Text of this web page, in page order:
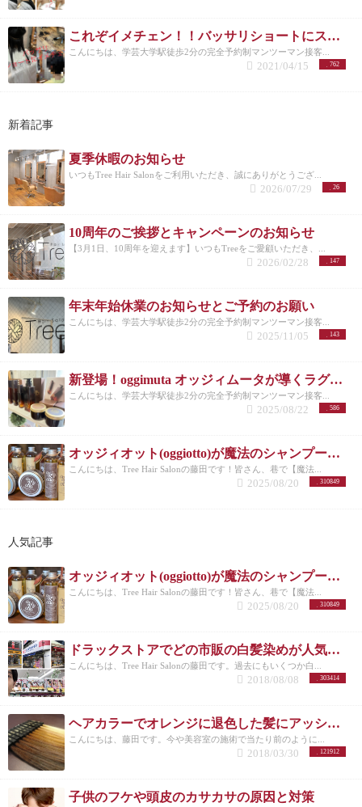
これぞイメチェン！！バッサリショートにスタイルチェンジ！
こんにちは、学芸大学駅徒歩2分の完全予約制マンツーマン接客...
762
2021/04/15
新着記事
夏季休暇のお知らせ
いつもTree Hair Salonをご利用いただき、誠にありがとうござ...
26
2026/07/29
10周年のご挨拶とキャンペーンのお知らせ
【3月1日、10周年を迎えます】いつもTreeをご愛顧いただき、...
147
2026/02/28
年末年始休業のお知らせとご予約のお願い
こんにちは、学芸大学駅徒歩2分の完全予約制マンツーマン接客...
143
2025/11/05
新登場！oggimuta オッジィムータが導くラグジュアリーな髪の未来
こんにちは、学芸大学駅徒歩2分の完全予約制マンツーマン接客...
586
2025/08/22
オッジィオット(oggiotto)が魔法のシャンプーと呼ばれる理由！取扱店だからこそ分かる髪質改善力
こんにちは、Tree Hair Salonの藤田です！皆さん、巷で【魔法...
310849
2025/08/20
人気記事
オッジィオット(oggiotto)が魔法のシャンプーと呼ばれる理由！取扱店だからこそ分かる髪質改善力
こんにちは、Tree Hair Salonの藤田です！皆さん、巷で【魔法...
310849
2025/08/20
ドラックストアでどの市販の白髪染めが人気なのか美容師がリサーチしてランキングにした。
こんにちは、Tree Hair Salonの藤田です。過去にもいくつか白...
303414
2018/08/08
ヘアカラーでオレンジに退色した髪にアッシュのすすめ
こんにちは、藤田です。今や美容室の施術で当たり前のように...
121912
2018/03/30
子供のフケや頭皮のカサカサの原因と対策